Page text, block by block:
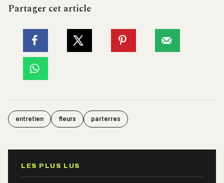
Partager cet article
entretien fleurs parterres
LES PLUS LUS